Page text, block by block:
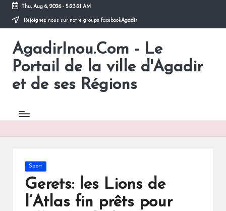
Skip
content
Thu, Aug 6, 2026- 5:23:21 AM
Rejoignez nous sur notre groupe facebookAgadir
AgadirInou.Com - Le
Portail de la ville d'Agadir
et de ses Régions
Toute
l'actualité
ville
en
un
Posted
Sport
Gerets: les Lions de
l’Atlas fin prêts pour